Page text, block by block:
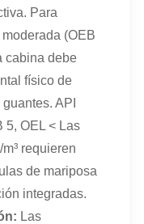
Para
(OEB
cabina debe
físico de
API
5, OEL < Las
requieren
de mariposa
integradas.
Las